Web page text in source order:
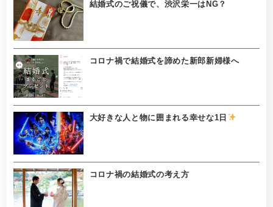
結婚式のご祝儀で、渋沢栄一はNG？
コロナ禍で結婚式を諦めた新郎新婦様へ
大好きな人と物に囲まれる幸せな1日
コロナ禍の結婚式の考え方